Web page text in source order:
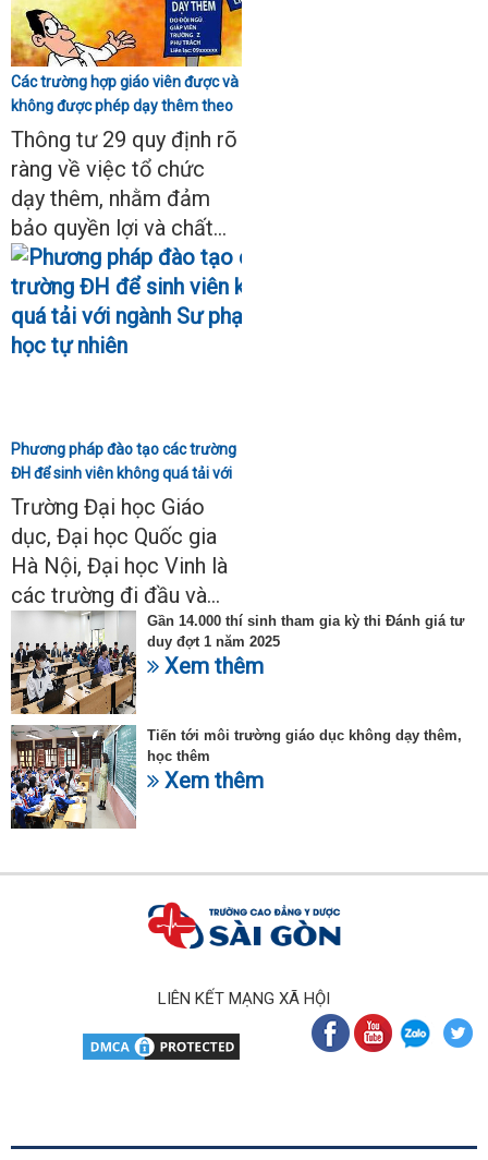
Các trường hợp giáo viên được và
không được phép dạy thêm theo
Thông tư 29
Thông tư 29 quy định rõ
ràng về việc tổ chức
dạy thêm, nhằm đảm
bảo quyền lợi và chất...
Phương pháp đào tạo các trường
ĐH để sinh viên không quá tải với
ngành Sư phạm Khoa học tự
nhiên
Trường Đại học Giáo
dục, Đại học Quốc gia
Hà Nội, Đại học Vinh là
các trường đi đầu và...
Gần 14.000 thí sinh tham gia kỳ thi Đánh giá tư
duy đợt 1 năm 2025
Xem thêm
Tiến tới môi trường giáo dục không dạy thêm,
học thêm
Xem thêm
LIÊN KẾT MẠNG XÃ HỘI